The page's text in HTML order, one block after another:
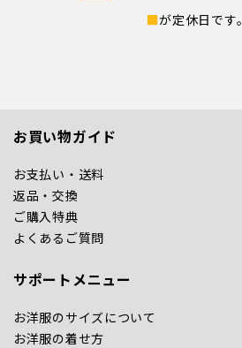
■が定休日です。
お買い物ガイド
お支払い・送料
返品・交換
ご購入特典
よくあるご質問
サポートメニュー
お洋服のサイズについて
お洋服の着せ方